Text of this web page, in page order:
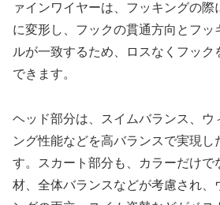
ァインワイヤーは、フッキングの際
に変形し、フックの貫通方向とフッ
ルが一致するため、ロスなくフッ
できます。
ヘッド部分は、スイムバランス、ウ
ング性能などを高バランスで実現し
す。スカート部分も、カラーだけで
材、全体バランスなどが考慮され、